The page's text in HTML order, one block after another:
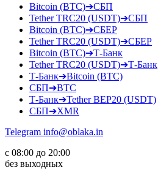
Bitcoin (BTC)➔СБП
Tether TRC20 (USDT)➔СБП
Bitcoin (BTC)➔СБЕР
Tether TRC20 (USDT)➔СБЕР
Bitcoin (BTC)➔Т-Банк
Tether TRC20 (USDT)➔Т-Банк
Т-Банк➔Bitcoin (BTC)
СБП➔BTC
Т-Банк➔Tether BEP20 (USDT)
СБП➔XMR
Telegram info@oblaka.in
с 08:00 до 20:00
без выходных